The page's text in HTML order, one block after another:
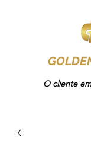
O cliente